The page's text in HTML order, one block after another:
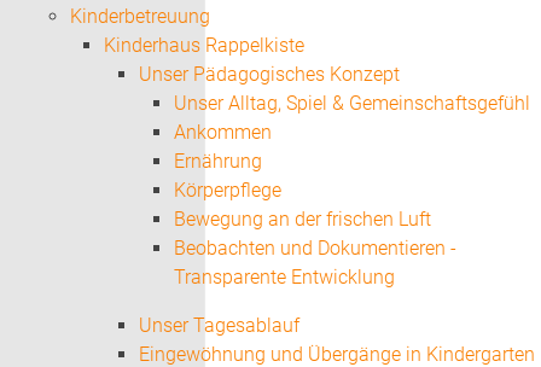
Kinderbetreuung
Kinderhaus Rappelkiste
Unser Pädagogisches Konzept
Unser Alltag, Spiel & Gemeinschaftsgefühl
Ankommen
Ernährung
Körperpflege
Bewegung an der frischen Luft
Beobachten und Dokumentieren -
Transparente Entwicklung
Unser Tagesablauf
Eingewöhnung und Übergänge in Kindergarten